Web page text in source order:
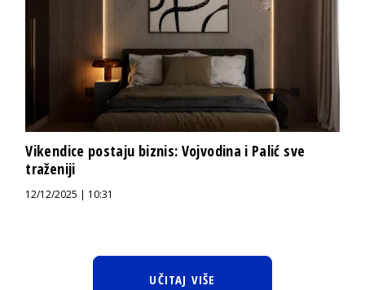
Vikendice postaju biznis: Vojvodina i Palić sve
traženiji
12/12/2025 | 10:31
UČITAJ VIŠE